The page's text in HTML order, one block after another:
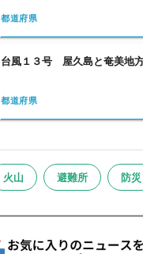
都道府県
台風１３号 屋久島と奄美地
都道府県
火山 避難所 防災